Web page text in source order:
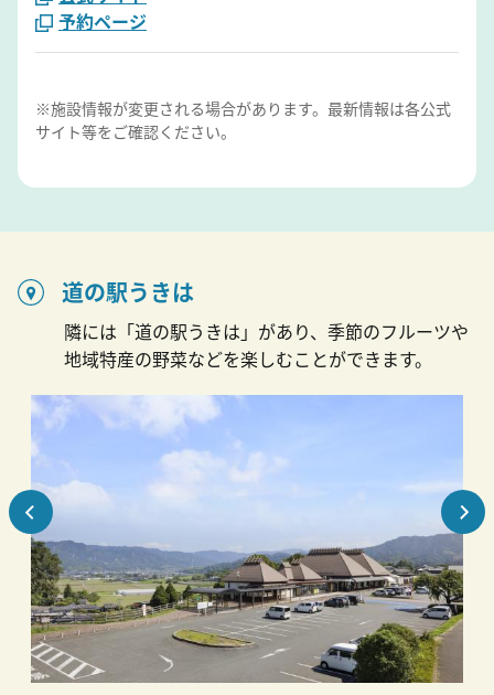
予約ページ
※施設情報が変更される場合があります。最新情報は各公式
サイト等をご確認ください。
道の駅うきは
隣には「道の駅うきは」があり、季節のフルーツや
地域特産の野菜などを楽しむことができます。